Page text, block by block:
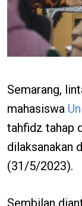
Semarang,
mahasiswa
tahfidz tahap
dilaksanakan
(31/5/2023).
Sembilan